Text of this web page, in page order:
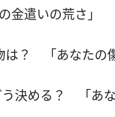
いが働き、自分
すぎ」と言われ
気持ちが大切な
金遣いの荒さ」
は？ 「あなたの
決める？ 「あな